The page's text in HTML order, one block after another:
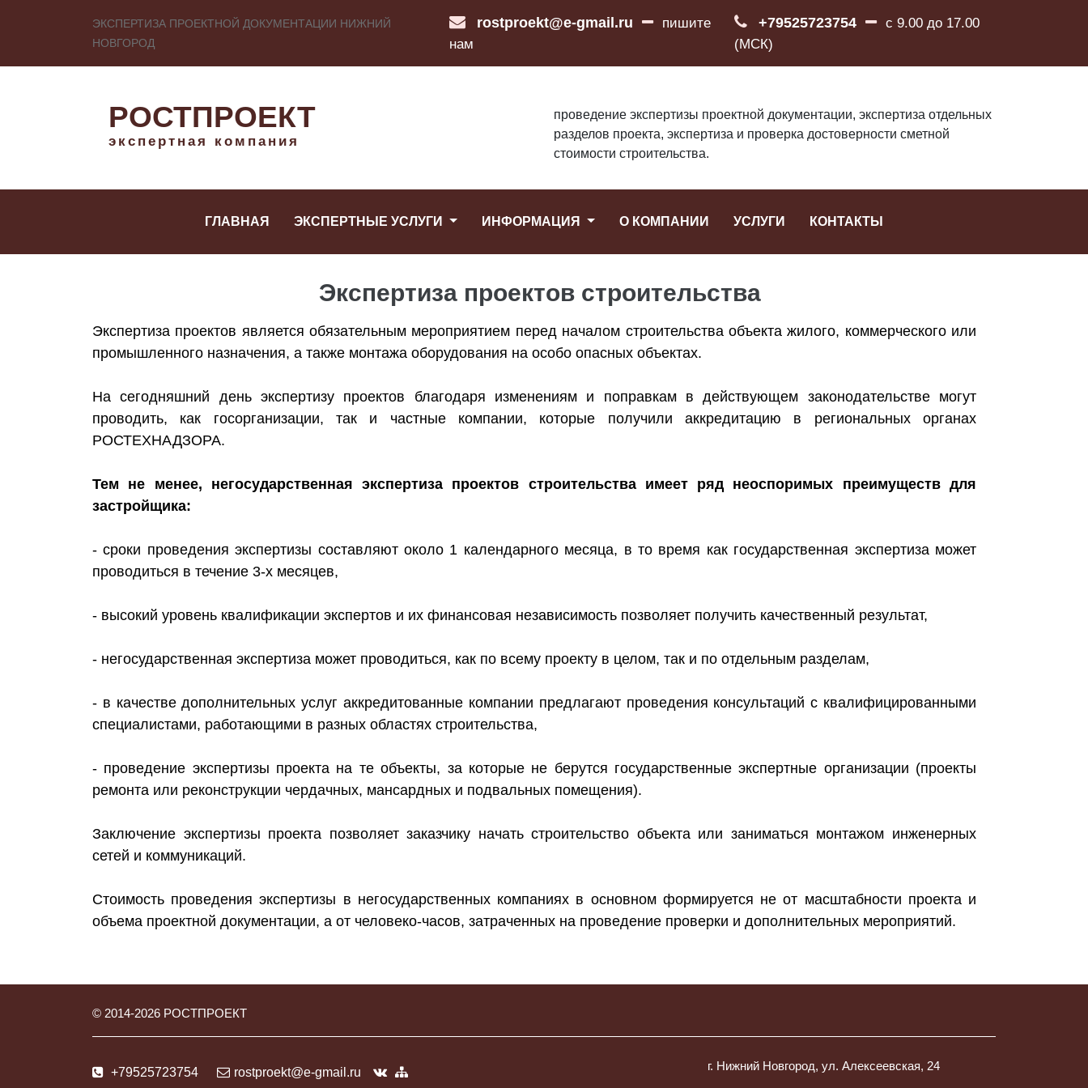
ЭКСПЕРТИЗА ПРОЕКТНОЙ ДОКУМЕНТАЦИИ НИЖНИЙ
НОВГОРОД
rostproekt@e-gmail.ru
пишите
нам
+79525723754
с 9.00 до 17.00
(МСК)
РОСТПРОЕКТ
экспертная компания
проведение экспертизы проектной документации, экспертиза отдельных
разделов проекта, экспертиза и проверка достоверности сметной
стоимости строительства.
ГЛАВНАЯ ЭКСПЕРТНЫЕ УСЛУГИ ИНФОРМАЦИЯ О КОМПАНИИ УСЛУГИ КОНТАКТЫ
Экспертиза проектов строительства
Экспертиза проектов является обязательным мероприятием перед началом строительства объекта жилого, коммерческого или
промышленного назначения, а также монтажа оборудования на особо опасных объектах.
На сегодняшний день экспертизу проектов благодаря изменениям и поправкам в действующем законодательстве могут
проводить, как госорганизации, так и частные компании, которые получили аккредитацию в региональных органах
РОСТЕХНАДЗОРА.
Тем не менее, негосударственная экспертиза проектов строительства имеет ряд неоспоримых преимуществ для
застройщика:
- сроки проведения экспертизы составляют около 1 календарного месяца, в то время как государственная экспертиза может
проводиться в течение 3-х месяцев,
- высокий уровень квалификации экспертов и их финансовая независимость позволяет получить качественный результат,
- негосударственная экспертиза может проводиться, как по всему проекту в целом, так и по отдельным разделам,
- в качестве дополнительных услуг аккредитованные компании предлагают проведения консультаций с квалифицированными
специалистами, работающими в разных областях строительства,
- проведение экспертизы проекта на те объекты, за которые не берутся государственные экспертные организации (проекты
ремонта или реконструкции чердачных, мансардных и подвальных помещения).
Заключение экспертизы проекта позволяет заказчику начать строительство объекта или заниматься монтажом инженерных
сетей и коммуникаций.
Стоимость проведения экспертизы в негосударственных компаниях в основном формируется не от масштабности проекта и
объема проектной документации, а от человеко-часов, затраченных на проведение проверки и дополнительных мероприятий.
© 2014-2026 РОСТПРОЕКТ
+79525723754 rostproekt@e-gmail.ru г. Нижний Новгород, ул. Алексеевская, 24